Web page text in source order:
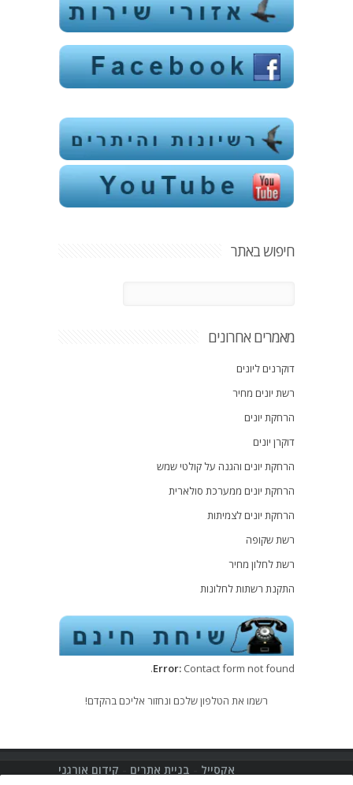
חיפוש באתר
מאמרים אחרונים
דוקרנים ליונים
רשת יונים מחיר
הרחקת יונים
דוקרן יונים
הרחקת יונים והגנה על קולטי שמש
הרחקת יונים ממערכת סולארית
הרחקת יונים לצמיתות
רשת שקופה
רשת לחלון מחיר
התקנת רשתות לחלונות
Error: Contact form not found.
רשמו את הטלפון שלכם ונחזור אליכם בהקדם!
אקסייל בניית אתרים קידום אורגני